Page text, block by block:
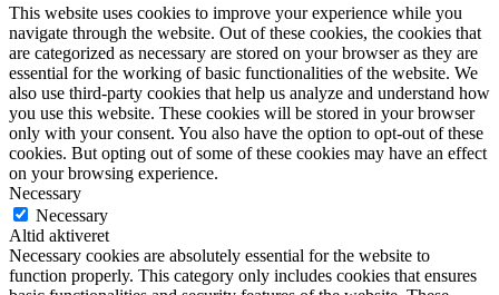
This website uses cookies to improve your experience while you
navigate through the website. Out of these cookies, the cookies that
are categorized as necessary are stored on your browser as they are
essential for the working of basic functionalities of the website. We
also use third-party cookies that help us analyze and understand how
you use this website. These cookies will be stored in your browser
only with your consent. You also have the option to opt-out of these
cookies. But opting out of some of these cookies may have an effect
on your browsing experience.
Necessary
Necessary
Altid aktiveret
Necessary cookies are absolutely essential for the website to
function properly. This category only includes cookies that ensures